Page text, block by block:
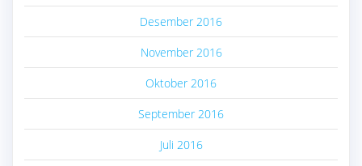
Desember 2016
November 2016
Oktober 2016
September 2016
Juli 2016